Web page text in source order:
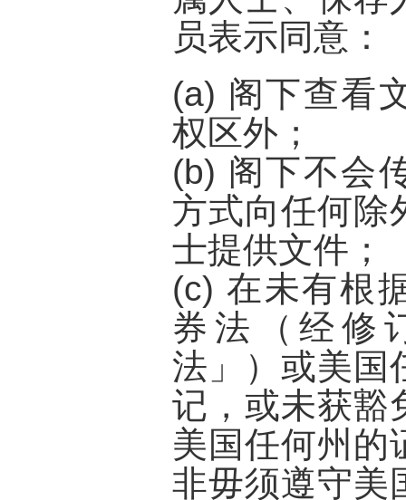
员表示同意：
(a) 阁下查看
权区外；
(b) 阁下不会
方式向任何除
士提供文件；
(c) 在未有根
券法（经修
法 」）或美
记，或未获豁
美国任何州的
非毋须遵守美